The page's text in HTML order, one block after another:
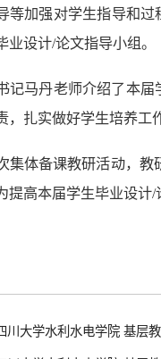
等加强对学生指导和
业设计/论文指导小组。
记马丹老师介绍了本
，扎实做好学生培养工
集体备课教研活动，教
提高本届学生毕业设计/
川大学水利水电学院 基层